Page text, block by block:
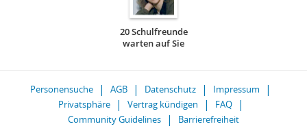
20 Schulfreunde
warten auf Sie
Personensuche AGB Datenschutz
Impressum
Privatsphäre
Vertrag kündigen
FAQ
Community Guidelines
Barrierefreiheit